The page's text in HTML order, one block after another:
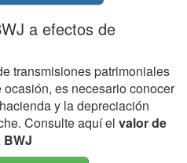
a efectos de
transmisiones patrimoniales
es necesario conocer
y la depreciación
Consulte aquí el valor de